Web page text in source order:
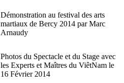
Démonstration au festival des arts
martiaux de Bercy 2014 par Marc
Arnaudy
Photos du Spectacle et du Stage avec
les Experts et Maîtres du ViêtNam le
16 Février 2014